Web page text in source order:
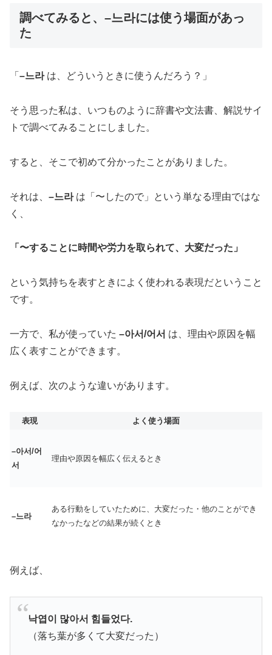
調べてみると、–느라には使う場面があっ
た
「 –느라は、どういうときに使うんだろう？」
そう思った私は、いつものように辞書や文法書、解説サイ
トで調べてみることにしました。
すると、そこで初めて分かったことがありました。
それは、 –느라は「〜したので」という単なる理由ではな
く、
「〜することに時間や労力を取られて、大変だった」
という気持ちを表すときによく使われる表現だということ
です。
一方で、私が使っていた –아서/어서 は、理由や原因を幅
広く表すことができます。
例えば、次のような違いがあります。
表現 よく使う場面
–아서/어
서
理由や原因を幅広く伝えるとき
–느라
ある行動をしていたために、大変だった・他のことができ
なかったなどの結果が続くとき
例えば、
낙엽이 많아서 힘들었다.
（落ち葉が多くて大変だった）